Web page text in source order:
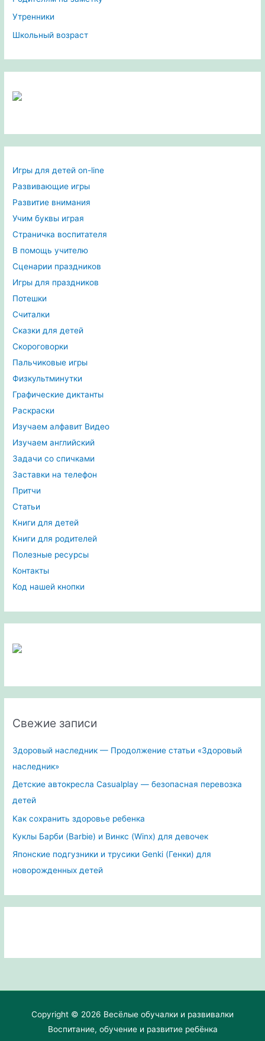
Утренники
Школьный возраст
Игры для детей on-line
Развивающие игры
Развитие внимания
Учим буквы играя
Страничка воспитателя
В помощь учителю
Сценарии праздников
Игры для праздников
Потешки
Считалки
Сказки для детей
Скороговорки
Пальчиковые игры
Физкультминутки
Графические диктанты
Раскраски
Изучаем алфавит Видео
Изучаем английский
Задачи со спичками
Заставки на телефон
Притчи
Статьи
Книги для детей
Книги для родителей
Полезные ресурсы
Контакты
Код нашей кнопки
Свежие записи
Здоровый наследник — Продолжение статьи «Здоровый
наследник»
Детские автокресла Casualplay — безопасная перевозка
детей
Как сохранить здоровье ребенка
Куклы Барби (Barbie) и Винкс (Winx) для девочек
Японские подгузники и трусики Genki (Генки) для
новорожденных детей
Copyright © 2026 Весёлые обучалки и развивалки
Воспитание, обучение и развитие ребёнка